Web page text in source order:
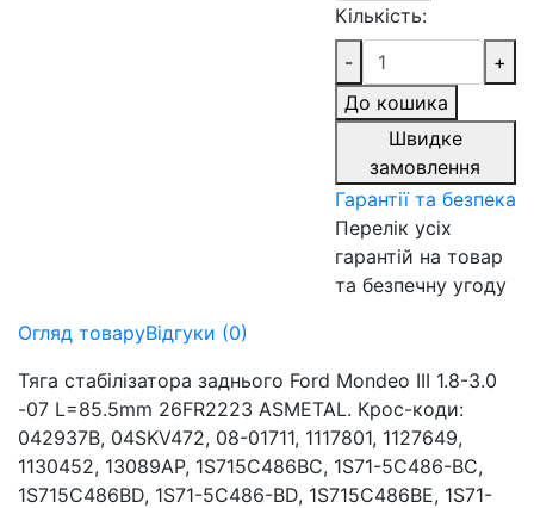
Кількість:
-
+
До кошика
Швидке
замовлення
Гарантії та безпека
Перелік усіх
гарантій на товар
та безпечну угоду
Огляд товаруВідгуки (0)
Тяга стабілізатора заднього Ford Mondeo III 1.8-3.0
-07 L=85.5mm 26FR2223 ASMETAL. Крос-коди:
042937B, 04SKV472, 08-01711, 1117801, 1127649,
1130452, 13089AP, 1S715C486BC, 1S71-5C486-BC,
1S715C486BD, 1S71-5C486-BD, 1S715C486BE, 1S71-